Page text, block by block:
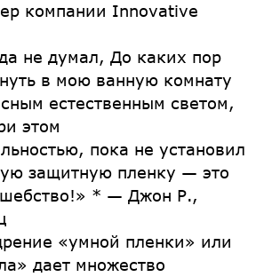
компании Innovative
не думал, До каких пор
в мою ванную комнату
естественным светом,
этом
пока не установил
защитную пленку — это
* — Джон Р.,
«умной пленки» или
дает множество